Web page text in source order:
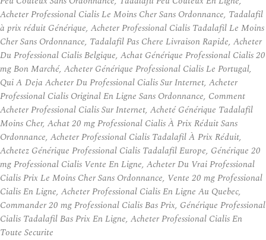
Acheter Professional Cialis Le Moins Cher Sans Ordonnance, Tadalafil
à prix réduit Générique, Acheter Professional Cialis Tadalafil Le Moins
Cher Sans Ordonnance, Tadalafil Pas Chere Livraison Rapide, Acheter
Du Professional Cialis Belgique, Achat Générique Professional Cialis 20
mg Bon Marché, Acheter Générique Professional Cialis Le Portugal,
Qui A Deja Acheter Du Professional Cialis Sur Internet, Acheter
Professional Cialis Original En Ligne Sans Ordonnance, Comment
Acheter Professional Cialis Sur Internet, Acheté Générique Tadalafil
Moins Cher, Achat 20 mg Professional Cialis À Prix Réduit Sans
Ordonnance, Acheter Professional Cialis Tadalafil À Prix Réduit,
Achetez Générique Professional Cialis Tadalafil Europe, Générique 20
mg Professional Cialis Vente En Ligne, Acheter Du Vrai Professional
Cialis Prix Le Moins Cher Sans Ordonnance, Vente 20 mg Professional
Cialis En Ligne, Acheter Professional Cialis En Ligne Au Quebec,
Commander 20 mg Professional Cialis Bas Prix, Générique Professional
Cialis Tadalafil Bas Prix En Ligne, Acheter Professional Cialis En
Toute Securite